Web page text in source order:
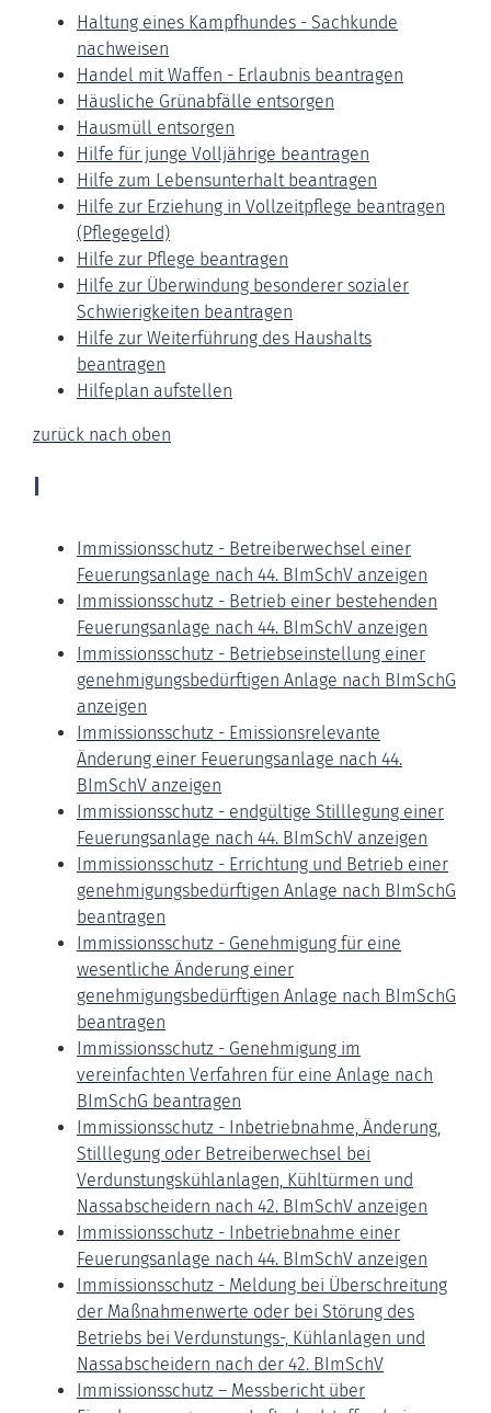
Haltung eines Kampfhundes - Sachkunde
nachweisen
Handel mit Waffen - Erlaubnis beantragen
Häusliche Grünabfälle entsorgen
Hausmüll entsorgen
Hilfe für junge Volljährige beantragen
Hilfe zum Lebensunterhalt beantragen
Hilfe zur Erziehung in Vollzeitpflege beantragen
(Pflegegeld)
Hilfe zur Pflege beantragen
Hilfe zur Überwindung besonderer sozialer
Schwierigkeiten beantragen
Hilfe zur Weiterführung des Haushalts
beantragen
Hilfeplan aufstellen
zurück nach oben
I
Immissionsschutz - Betreiberwechsel einer
Feuerungsanlage nach 44. BImSchV anzeigen
Immissionsschutz - Betrieb einer bestehenden
Feuerungsanlage nach 44. BImSchV anzeigen
Immissionsschutz - Betriebseinstellung einer
genehmigungsbedürftigen Anlage nach BImSchG
anzeigen
Immissionsschutz - Emissionsrelevante
Änderung einer Feuerungsanlage nach 44.
BImSchV anzeigen
Immissionsschutz - endgültige Stilllegung einer
Feuerungsanlage nach 44. BImSchV anzeigen
Immissionsschutz - Errichtung und Betrieb einer
genehmigungsbedürftigen Anlage nach BImSchG
beantragen
Immissionsschutz - Genehmigung für eine
wesentliche Änderung einer
genehmigungsbedürftigen Anlage nach BImSchG
beantragen
Immissionsschutz - Genehmigung im
vereinfachten Verfahren für eine Anlage nach
BImSchG beantragen
Immissionsschutz - Inbetriebnahme, Änderung,
Stilllegung oder Betreiberwechsel bei
Verdunstungskühlanlagen, Kühltürmen und
Nassabscheidern nach 42. BImSchV anzeigen
Immissionsschutz - Inbetriebnahme einer
Feuerungsanlage nach 44. BImSchV anzeigen
Immissionsschutz - Meldung bei Überschreitung
der Maßnahmenwerte oder bei Störung des
Betriebs bei Verdunstungs-, Kühlanlagen und
Nassabscheidern nach der 42. BImSchV
Immissionsschutz – Messbericht über